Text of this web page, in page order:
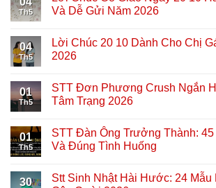
Th5
Và Dễ Gửi Năm 2026
04
Th5
Lời Chúc 20 10 Dành Cho Chị
2026
01
Th5
STT Đơn Phương Crush Ngắn
Tâm Trạng 2026
01
Th5
STT Đàn Ông Trưởng Thành: 45
Và Đúng Tình Huống
30
Stt Sinh Nhật Hài Hước: 24 Mẫu